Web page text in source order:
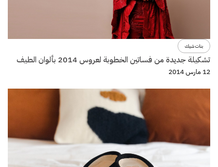
بنات شيك
تشكيلة جديدة من فساتين الخطوبة لعروس 2014 بألوان الطيف
12 مارس 2014